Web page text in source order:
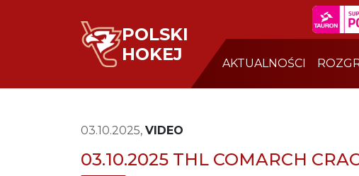
POLSKI
HOKEJ
AKTUALNOŚCI
03.10.2025, VIDEO
03.10.2025 THL COMARCH